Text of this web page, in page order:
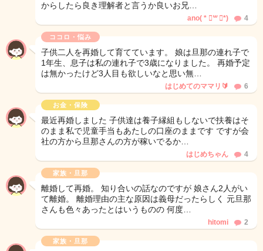
からしたら良き理解者と言うか良いお兄…
ano( * ॑꒳ ॑*) 4
ココロ・悩み
子供二人を再婚して育てています。 娘は旦那の連れ子で
1年生、息子は私の連れ子で3歳になりました。 再婚予定
は無かったけど3人目も欲しいなと思い無…
はじめてのママリ🔰 6
お金・保険
最近再婚しました 子供達は養子縁組もしないで扶養はそ
のまま私で児童手当もあたしの口座のままです ですが会
社の方から旦那さんの方が稼いでるか…
はじめちゃん 4
家族・旦那
離婚して再婚。 知り合いの話なのですが 娘さん2人がい
て離婚。 離婚理由の主な原因は義母だったらしく 元旦那
さんも色々あったとはいうものの 何度…
hitomi 2
家族・旦那